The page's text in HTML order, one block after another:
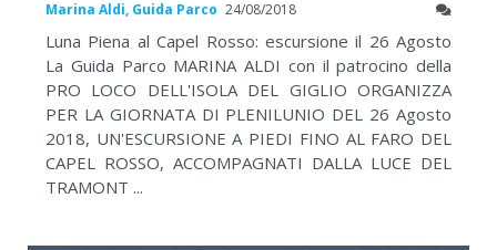
Marina Aldi, Guida Parco 24/08/2018
Luna Piena al Capel Rosso: escursione il 26 Agosto
La Guida Parco MARINA ALDI con il patrocino della
PRO LOCO DELL'ISOLA DEL GIGLIO ORGANIZZA
PER LA GIORNATA DI PLENILUNIO DEL 26 Agosto
2018, UN'ESCURSIONE A PIEDI FINO AL FARO DEL
CAPEL ROSSO, ACCOMPAGNATI DALLA LUCE DEL
TRAMONT ...